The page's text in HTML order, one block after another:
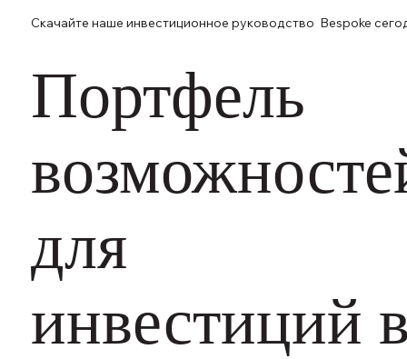
Портфель
для
инвестиций
Скачайте наше инвестиционное руководство Bespoke